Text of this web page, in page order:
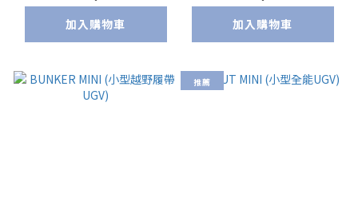
加入購物車 加入購物車
推薦